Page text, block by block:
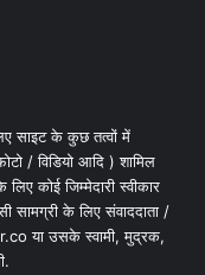
साइट के कुछ तत्वों में
/ विडियो आदि ) शामिल
कोई जिम्मेदारी स्वीकार
सामग्री के लिए संवाददाता /
या उसके स्वामी, मुद्रक,